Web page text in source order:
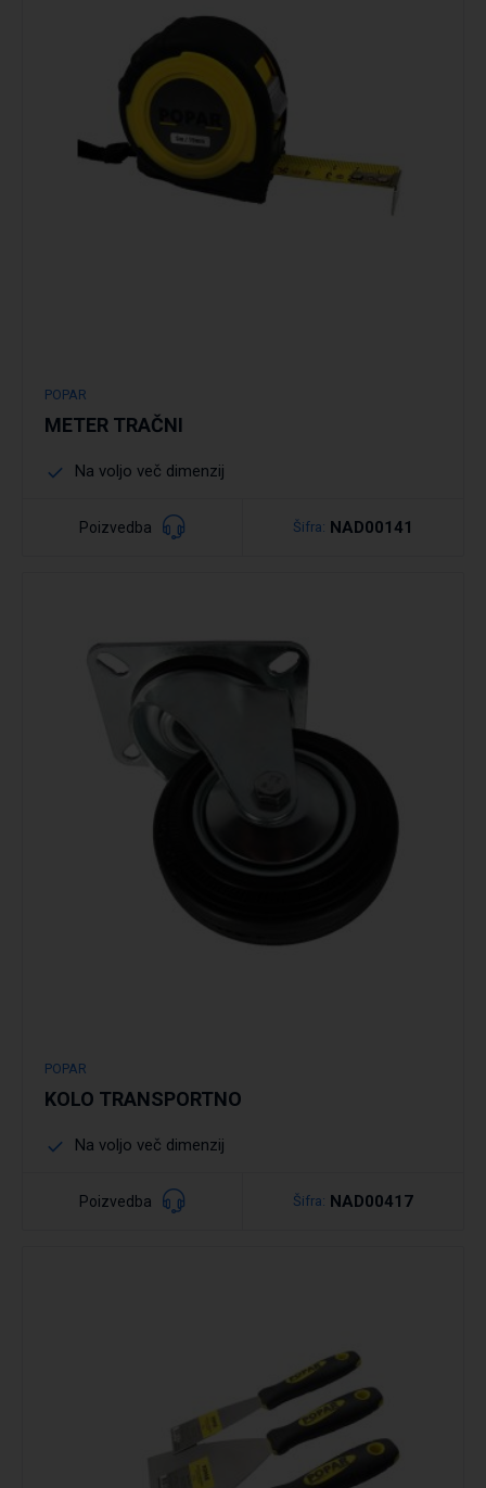
Podrobno
Podrobno
POPAR
METER TRAČNI
Na voljo več dimenzij
Poizvedba Šifra: NAD00141
Podrobno
POPAR
KOLO TRANSPORTNO
Na voljo več dimenzij
Poizvedba Šifra: NAD00417